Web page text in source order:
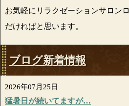
お気軽にリラクゼーションサロン
だければと思います。
ブログ新着情報
2026年07月25日
猛暑日が続いてますが…